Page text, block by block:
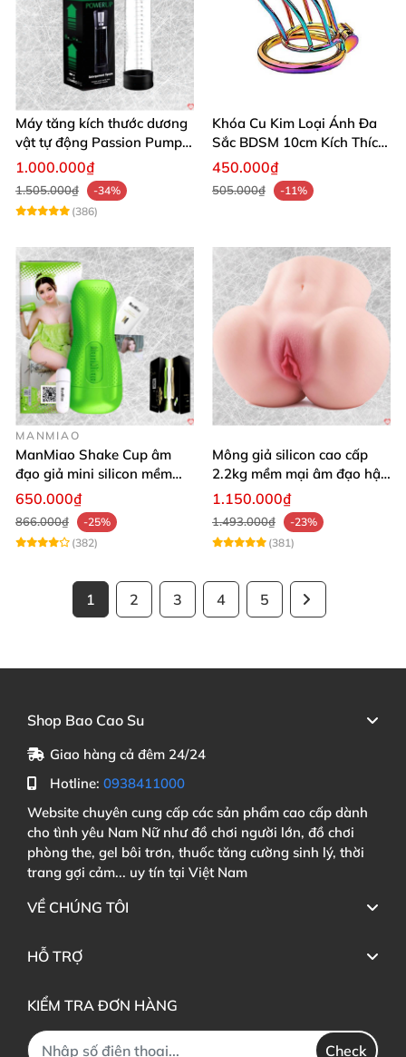
Máy tăng kích thước dương
vật tự động Passion Pump
sạc tiện lợi
1.000.000₫
1.505.000₫
-34%
(386)
Khóa Cu Kim Loại Ánh Đa
Sắc BDSM 10cm Kích Thích
Cao
450.000₫
505.000₫ -11%
MANMIAO
ManMiao Shake Cup âm
đạo giả mini silicon mềm
mại kích thích mạnh
650.000₫
866.000₫
-25%
(382)
Mông giả silicon cao cấp
2.2kg mềm mại âm đạo hậu
môn khít
1.150.000₫
1.493.000₫
-23%
(381)
1 2 3 4 5
Shop Bao Cao Su
Giao hàng cả đêm 24/24
Hotline: 0938411000
Website chuyên cung cấp các sản phẩm cao cấp dành
cho tình yêu Nam Nữ như đồ chơi người lớn, đồ chơi
phòng the, gel bôi trơn, thuốc tăng cường sinh lý, thời
trang gợi cảm... uy tín tại Việt Nam
VỀ CHÚNG TÔI
HỖ TRỢ
KIỂM TRA ĐƠN HÀNG
Check